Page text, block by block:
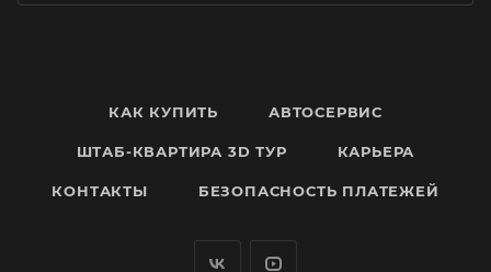
КАК КУПИТЬ АВТОСЕРВИС
ШТАБ-КВАРТИРА 3D ТУР КАРЬЕРА
КОНТАКТЫ БЕЗОПАСНОСТЬ ПЛАТЕЖЕЙ